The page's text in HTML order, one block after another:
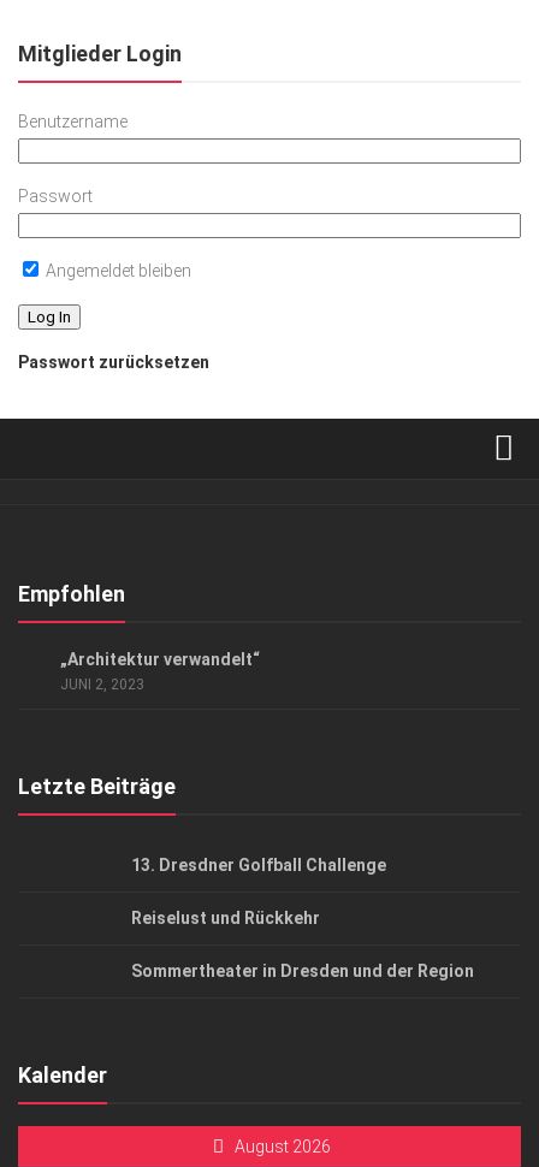
Mitglieder Login
Benutzername
Passwort
Angemeldet bleiben
Passwort zurücksetzen
Kontakt, Impressum
Empfohlen
„Architektur verwandelt“
JUNI 2, 2023
Letzte Beiträge
13. Dresdner Golfball Challenge
Reiselust und Rückkehr
Sommertheater in Dresden und der Region
Kalender
August 2026